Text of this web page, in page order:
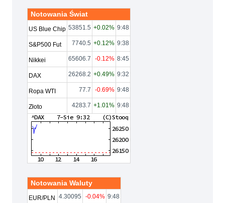
Notowania Świat
US Blue Chip 53851.5 +0.02% 9:48
S&P500 Fut 7740.5 +0.12% 9:38
Nikkei 65606.7 -0.12% 8:45
DAX 26268.2 +0.49% 9:32
Ropa WTI 77.7 -0.69% 9:48
Złoto 4283.7 +1.01% 9:48
Notowania Waluty
EUR/PLN 4.30095 -0.04% 9:48